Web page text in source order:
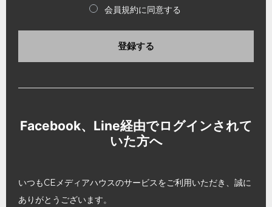
会員規約に同意する
登録する
Facebook、Line経由でログインされて
いた方へ
いつもCEメディアハウスのサービスをご利用いただき、誠に
ありがとうございます。